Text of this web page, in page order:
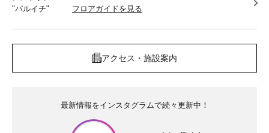
"パルイチ"
フロアガイドを見る
アクセス・施設案内
最新情報をインスタグラムで続々更新中！